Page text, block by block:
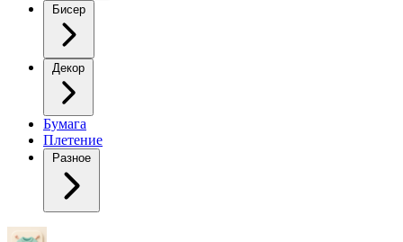
Бисер
Декор
Бумага
Плетение
Разное